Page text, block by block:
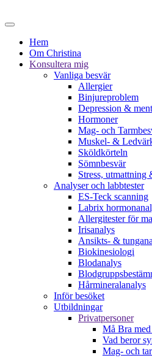
Hem
Om Christina
Konsultera mig
Vanliga besvär
Allergier
Binjureproblem
Depression &
Hormoner
Mag- och
Muskel- &
Sköldkörteln
Sömnbesvär
Stress, utmattning
Analyser och labbtester
ES-Teck scanning
Labrix
Allergitester för
Irisanalys
Ansikts- &
Biokinesiologi
Blodanalys
Hårmineralanalys
Inför besöket
Utbildningar
Privatpersoner
Må Bra
Vad beror
Mag- och